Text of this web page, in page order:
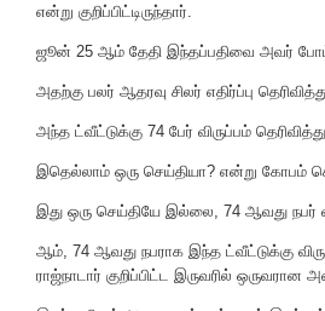
என்று குறிப்பிட்டிருந்தார்.
ஜூன் 25 ஆம் தேதி இந்தப்பதிவை அவர்
அதற்கு பலர் ஆதரவு சிலர் எதிர்ப்பு
அந்த ட்வீட்டுக்கு 74 பேர் விருப்பம்
இதெல்லாம் ஒரு செய்தியா? என்று கோபம்
இது ஒரு செய்தியே இல்லை, 74 ஆவது நபர்
ஆம், 74 ஆவது நபராக இந்த ட்வீட்டுக்கு
ராஜ்நாடார் குறிப்பிட்ட இருவரில்